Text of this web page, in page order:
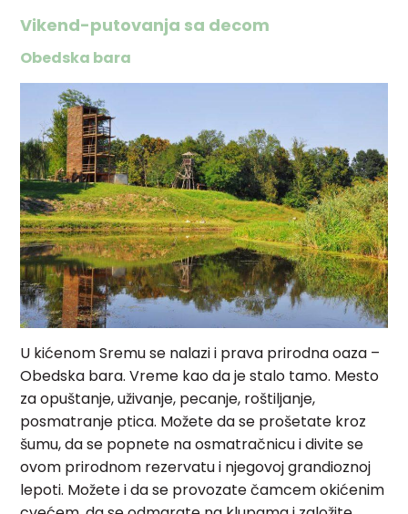
Vikend-putovanja sa decom
Obedska bara
U kićenom Sremu se nalazi i prava prirodna oaza –
Obedska bara. Vreme kao da je stalo tamo. Mesto
za opuštanje, uživanje, pecanje, roštiljanje,
posmatranje ptica. Možete da se prošetate kroz
šumu, da se popnete na osmatračnicu i divite se
ovom prirodnom rezervatu i njegovoj grandioznoj
lepoti. Možete i da se provozate čamcem okićenim